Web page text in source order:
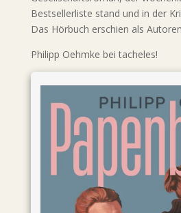
Bestsellerliste stand und in der
Das Hörbuch erschien als
Philipp Oehmke bei tacheles!